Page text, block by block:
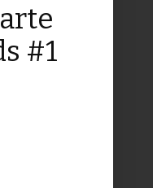
#1